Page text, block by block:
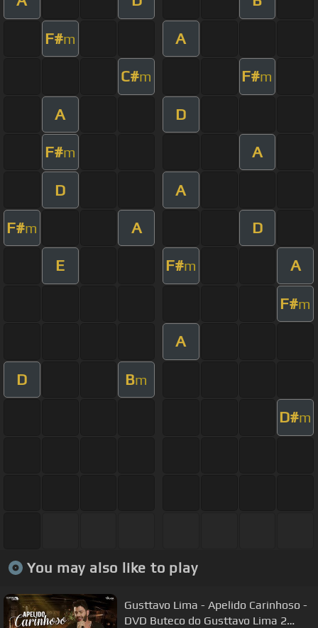
F#m A
C#m F#m
A D
F#m A
D A
F#m A D
E F#m A
F#m
A
D Bm
D#m
You may also like to play
Gusttavo Lima - Apelido Carinhoso -
DVD Buteco do Gusttavo Lima 2